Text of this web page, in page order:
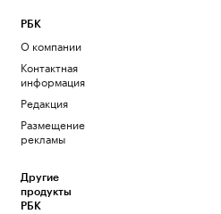
РБК
О компании
Контактная
информация
Редакция
Размещение
рекламы
Другие
продукты
РБК